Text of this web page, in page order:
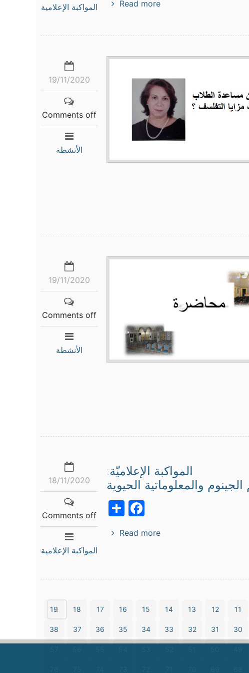
Read more المواكبة الإعلامية
19/11/2020
Comments off
الأنشطة
19/11/2020
Comments off
الأنشطة
المواكبة الإعلاميّة:
والمعلوماتية الحيوية
Facebook
Share
Read more
18/11/2020
Comments off
المواكبة الإعلامية
11
12
13
14
15
16
17
18
19
30
31
32
33
34
35
36
37
38